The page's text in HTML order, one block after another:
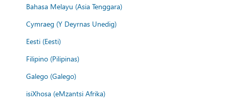
Bahasa Melayu (Asia Tenggara)
Cymraeg (Y Deyrnas Unedig)
Eesti (Eesti)
Filipino (Pilipinas)
Galego (Galego)
isiXhosa (eMzantsi Afrika)